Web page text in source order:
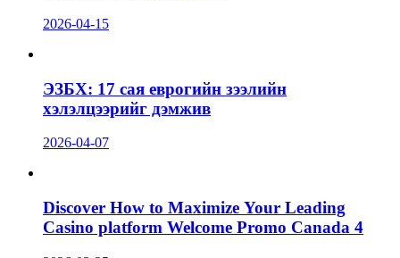
2026-04-15
ЭЗБХ: 17 сая еврогийн зээлийн
хэлэлцээрийг дэмжив
2026-04-07
Discover How to Maximize Your Leading
Casino platform Welcome Promo Canada 4